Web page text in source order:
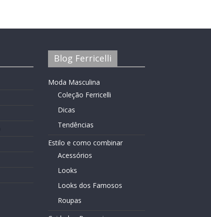
Blog Ferricelli
Moda Masculina
Coleção Ferricelli
Dicas
Tendências
Estilo e como combinar
Acessórios
Looks
Looks dos Famosos
Roupas